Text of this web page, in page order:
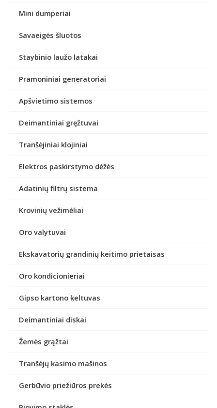
Mini dumperiai
Savaeigės šluotos
Staybinio laužo latakai
Pramoniniai generatoriai
Apšvietimo sistemos
Deimantiniai gręžtuvai
Tranšėjiniai klojiniai
Elektros paskirstymo dėžės
Adatinių filtrų sistema
Krovinių vežimėliai
Oro valytuvai
Ekskavatorių grandinių keitimo prietaisas
Oro kondicionieriai
Gipso kartono keltuvas
Deimantiniai diskai
Žemės grąžtai
Tranšėjų kasimo mašinos
Gerbūvio priežiūros prekės